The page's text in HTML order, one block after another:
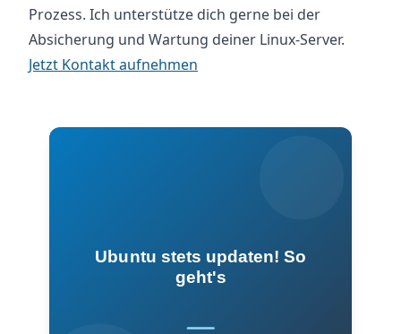
Prozess. Ich unterstütze dich gerne bei der
Absicherung und Wartung deiner Linux-Server.
Jetzt Kontakt aufnehmen